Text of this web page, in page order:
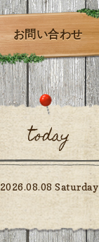
お問い合わせ
today
2026.08.08 Saturday